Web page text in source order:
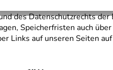
Anschrift, E-Mail-Adresse,
des Datenschutzrechts
Speicherfristen auch
Links auf unseren Seiten